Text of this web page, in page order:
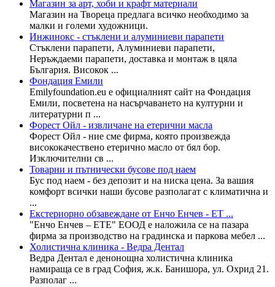
Магазин за арт, хоби и крафт материали
Магазин на Твореца предлага всичко необходимо за
малки и големи художници.
Инжинокс - стъклени и алуминиеви парапети
Стъклени парапети, Алуминиеви парапети,
Неръждаеми парапети, доставка и монтаж в цяла
България. Високок ...
Фондация Емили
Emilyfoundation.eu е официалният сайт на Фондация
Емили, посветена на насърчаването на културни и
литературни п ...
Форест Ойл - извличане на етерични масла
Форест Ойл - ние сме фирма, която произвежда
висококачествено етерично масло от бял бор.
Изключителни св ...
Товарни и пътнически бусове под наем
Бус под наем - без депозит и на ниска цена. За вашия
комфорт всички наши бусове разполагат с климатична и
...
Екстериорно обзавеждане от Енчо Енчев - ЕТ ...
"Енчо Енчев – ЕТЕ" ЕООД е наложила се на пазара
фирма за производство на градинска и паркова мебел ...
Холистична клиника - Ведра Дентал
Ведра Дентал е денонощна холистична клиника
намираща се в град София, ж.к. Банишора, ул. Охрид 21.
Разполаг ...